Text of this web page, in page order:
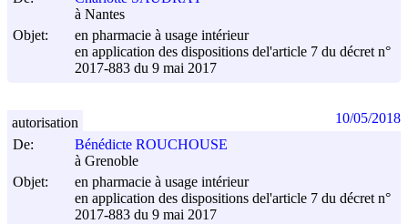
à Nantes
Objet:
en pharmacie à usage intérieur
en application des dispositions del'article 7 du décret n°
2017-883 du 9 mai 2017
De:
Bénédicte ROUCHOUSE
à Grenoble
Objet:
en pharmacie à usage intérieur
en application des dispositions del'article 7 du décret n°
2017-883 du 9 mai 2017
autorisation 10/05/2018